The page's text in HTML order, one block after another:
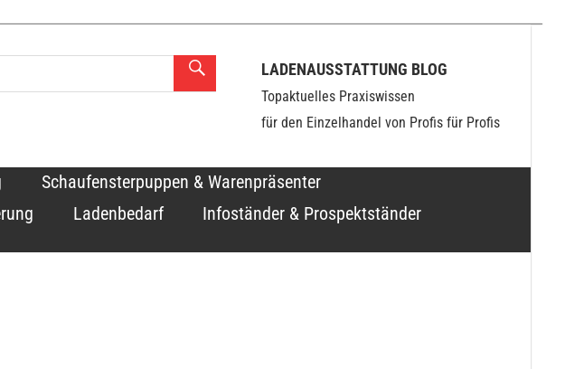
LADENAUSSTATTUNG BLOG
Topaktuelles Praxiswissen
für den Einzelhandel von Profis für Profis
Schaufensterpuppen & Warenpräsenter
Ladenbedarf Infoständer & Prospektständer